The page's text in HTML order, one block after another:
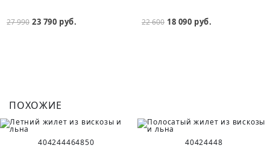
27 990 23 790 руб. 22 600 18 090 руб.
ПОХОЖИЕ
404244464850 40424448